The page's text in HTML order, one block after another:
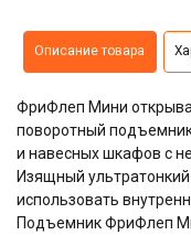
Описание товара
ФриФлеп Мини
поворотный
и навесных шкафов с
Изящный
использовать
Подъемник ФриФлеп